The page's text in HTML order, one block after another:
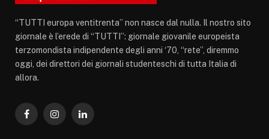
“TUTTI europa ventitrenta” non nasce dal nulla. Il nostro sito
giornale è l’erede di “TUTTI”: giornale giovanile europeista
terzomondista indipendente degli anni ‘70, “rete”, diremmo
oggi, dei direttori dei giornali studenteschi di tutta Italia di
allora.
FacebookInstagramLinkedIn